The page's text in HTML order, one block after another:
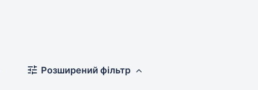
Розширений фільтр